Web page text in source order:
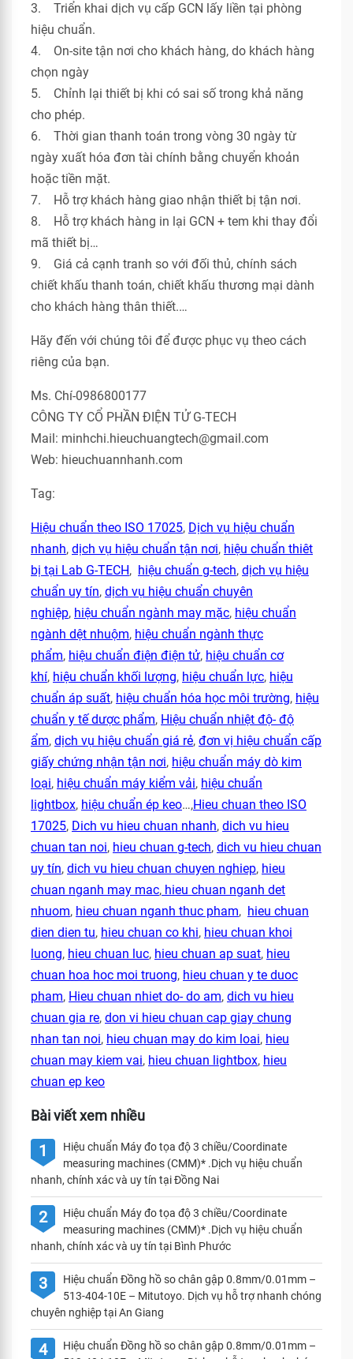
3. Triển khai dịch vụ cấp GCN lấy liền tại phòng
hiệu chuẩn.
4. On-site tận nơi cho khách hàng, do khách hàng
chọn ngày
5. Chỉnh lại thiết bị khi có sai số trong khả năng
cho phép.
6. Thời gian thanh toán trong vòng 30 ngày từ
ngày xuất hóa đơn tài chính bằng chuyển khoản
hoặc tiền mặt.
7. Hỗ trợ khách hàng giao nhận thiết bị tận nơi.
8. Hỗ trợ khách hàng in lại GCN + tem khi thay đổi
mã thiết bị…
9. Giá cả cạnh tranh so với đối thủ, chính sách
chiết khấu thanh toán, chiết khấu thương mại dành
cho khách hàng thân thiết.…
Hãy đến với chúng tôi để được phục vụ theo cách
riêng của bạn.
Ms. Chí-0986800177
CÔNG TY CỔ PHẦN ĐIỆN TỬ G-TECH
Mail: minhchi.hieuchuangtech@gmail.com
Web: hieuchuannhanh.com
Tag:
Hiệu chuẩn theo ISO 17025, Dịch vụ hiệu chuẩn
nhanh, dịch vụ hiệu chuẩn tận nơi, hiệu chuẩn thiêt
bị tại Lab G-TECH, hiệu chuẩn g-tech, dịch vụ hiệu
chuẩn uy tín, dịch vụ hiệu chuẩn chuyên
nghiệp, hiệu chuẩn ngành may mặc, hiệu chuẩn
ngành dệt nhuộm, hiệu chuẩn ngành thực
phẩm, hiệu chuẩn điện điện tử, hiệu chuẩn cơ
khí, hiệu chuẩn khối lượng, hiệu chuẩn lực, hiệu
chuẩn áp suất, hiệu chuẩn hóa học môi trường, hiệu
chuẩn y tế dược phẩm, Hiệu chuẩn nhiệt độ- độ
ẩm, dịch vụ hiệu chuẩn giá rẻ, đơn vị hiệu chuẩn cấp
giấy chứng nhận tận nơi, hiệu chuẩn máy dò kim
loại, hiệu chuẩn máy kiểm vải, hiệu chuẩn
lightbox, hiệu chuẩn ép keo…,Hieu chuan theo ISO
17025, Dich vu hieu chuan nhanh, dich vu hieu
chuan tan noi, hieu chuan g-tech, dich vu hieu chuan
uy tín, dich vu hieu chuan chuyen nghiep, hieu
chuan nganh may mac, hieu chuan nganh det
nhuom, hieu chuan nganh thuc pham, hieu chuan
dien dien tu, hieu chuan co khi, hieu chuan khoi
luong, hieu chuan luc, hieu chuan ap suat, hieu
chuan hoa hoc moi truong, hieu chuan y te duoc
pham, Hieu chuan nhiet do- do am, dich vu hieu
chuan gia re, don vi hieu chuan cap giay chung
nhan tan noi, hieu chuan may do kim loai, hieu
chuan may kiem vai, hieu chuan lightbox, hieu
chuan ep keo
Bài viết xem nhiều
1
Hiệu chuẩn Máy đo tọa độ 3 chiều/Coordinate
measuring machines (CMM)* .Dịch vụ hiệu chuẩn
nhanh, chính xác và uy tín tại Đồng Nai
2
Hiệu chuẩn Máy đo tọa độ 3 chiều/Coordinate
measuring machines (CMM)* .Dịch vụ hiệu chuẩn
nhanh, chính xác và uy tín tại Bình Phước
3
Hiệu chuẩn Đồng hồ so chân gập 0.8mm/0.01mm –
513-404-10E – Mitutoyo. Dịch vụ hỗ trợ nhanh chóng
chuyên nghiệp tại An Giang
4
Hiệu chuẩn Đồng hồ so chân gập 0.8mm/0.01mm –